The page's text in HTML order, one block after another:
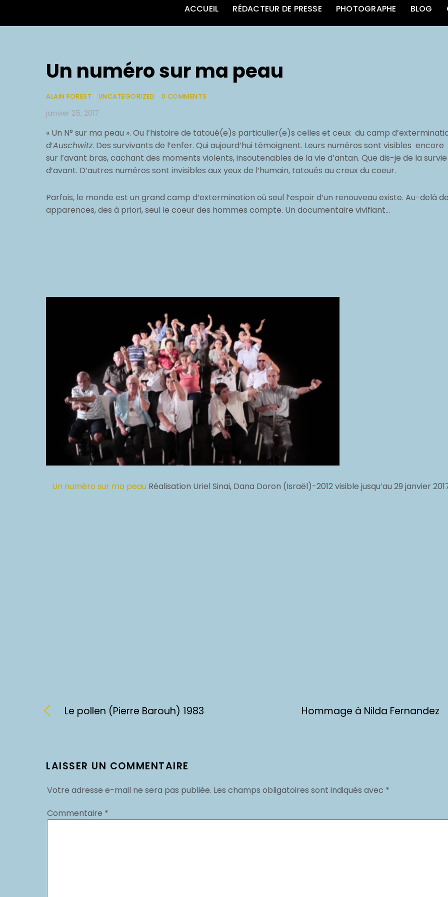
ACCUEIL RÉDACTEUR DE PRESSE PHOTOGRAPHE BLOG
Un numéro sur ma peau
ALAIN FOREST UNCATEGORIZED 0 COMMENTS
janvier 25, 2017
« Un N° sur ma peau ». Ou l’histoire de tatoué(e)s particulier(e)s celles et ceux du camp
d’Auschwitz. Des survivants de l’enfer. Qui aujourd’hui témoignent. Leurs numéros sont visibles encore
sur l’avant bras, cachant des moments violents, insoutenables de la vie d’antan. Que dis-je de la survie
d’avant. D’autres numéros sont invisibles aux yeux de l’humain, tatoués au creux du coeur.
Parfois, le monde est un grand camp d’extermination où seul l’espoir d’un renouveau existe. Au-delà
apparences, des à priori, seul le coeur des hommes compte. Un documentaire vivifiant…
Un numéro sur ma peau Réalisation Uriel Sinai, Dana Doron (Israël)-2012 visible jusqu’au 29 janvier
Le pollen (Pierre Barouh) 1983 Hommage à Nilda Fernandez
LAISSER UN COMMENTAIRE
Votre adresse e-mail ne sera pas publiée. Les champs obligatoires sont indiqués avec *
Commentaire *